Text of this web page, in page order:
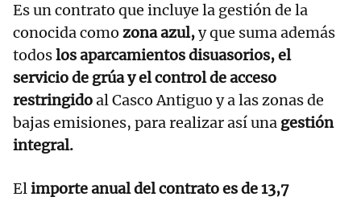
Es un contrato que incluye la gestión de la
conocida como zona azul,y que suma además
todoslos aparcamientos disuasorios, el
servicio de grúa y el control de acceso
restringidoal Casco Antiguo y a las zonas de
bajas emisiones, para realizar así una gestión
integral.
Elimporte anual del contrato es de 13,7